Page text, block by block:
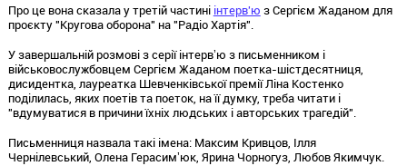
Про це вона сказала у третій частині інтерв'ю з Сергієм Жаданом для
проєкту "Кругова оборона" на "Радіо Хартія".
У завершальній розмові з серії інтервʼю з письменником і
військовослужбовцем Сергієм Жаданом поетка-шістдесятниця,
дисидентка, лауреатка Шевченківської премії Ліна Костенко
поділилась, яких поетів та поеток, на її думку, треба читати і
"вдумуватися в причини їхніх людських і авторських трагедій".
Письменниця назвала такі імена: Максим Кривцов, Ілля
Чернілевський, Олена Герасимʼюк, Ярина Чорногуз, Любов Якимчук.